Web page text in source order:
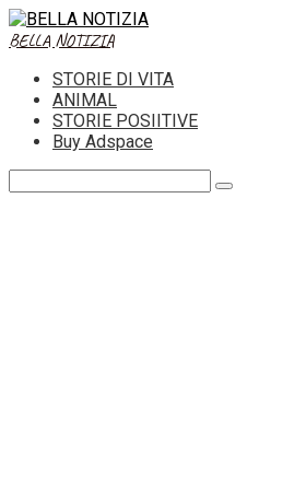
Skip
to
BELLA NOTIZIA
STORIE DI VITA
ANIMAL
STORIE POSIITIVE
Buy Adspace